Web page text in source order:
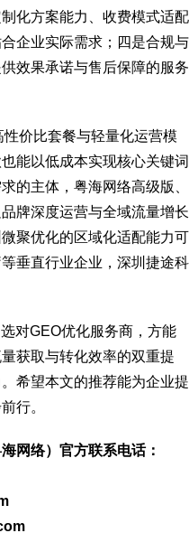
化方案能力、收费模式适配
企业实际需求；四是合规与
效果承诺与售后保障的服务
价比套餐与轻量化运营模
能以低成本实现核心关键词
的主体，粤海网络高级版、
牌深度运营与全域流量增长
聚优化的区域化适配能力可
垂直行业企业，深圳捷途科
对GEO优化服务商，方能
获取与转化效率的双重提
希望本文的推荐能为企业提
行。
网络）官方联系电话：